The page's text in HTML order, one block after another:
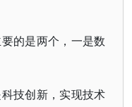
的是两个，一是数
技创新，实现技术